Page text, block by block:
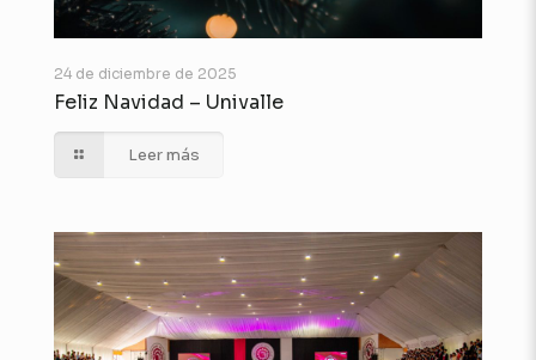
24 de diciembre de 2025
Feliz Navidad – Univalle
Leer más